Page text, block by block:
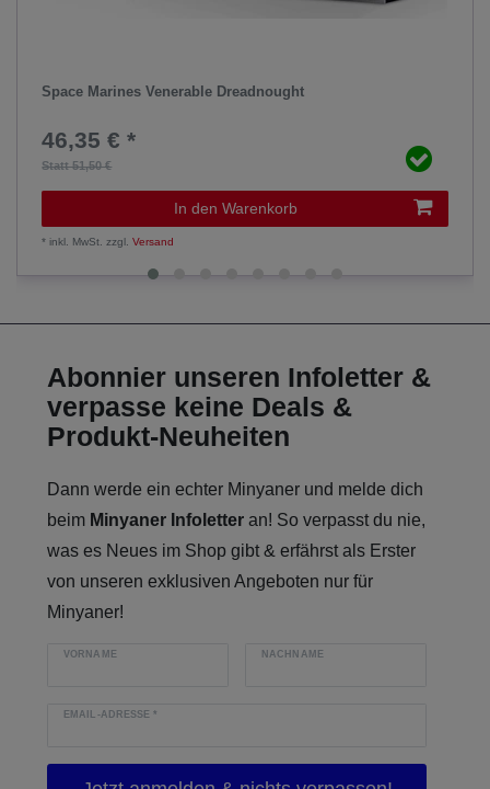
Space Marines Venerable Dreadnought
Statt 51,50 €
46,35 € *
In den Warenkorb
*inkl. MwSt. zzgl.Versand
Abonnier unseren Infoletter &
verpasse keine Deals &
Produkt-Neuheiten
Dann werde ein echter Minyaner und melde dich
beim Minyaner Infoletter an! So verpasst du nie,
was es Neues im Shop gibt & erfährst als Erster
von unseren exklusiven Angeboten nur für
Minyaner!
VORNAME NACHNAME
EMAIL-ADRESSE*